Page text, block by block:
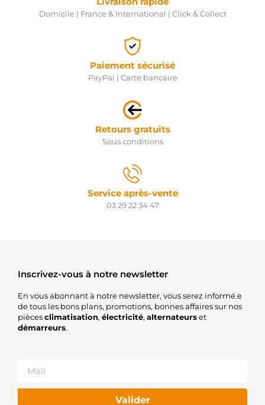
Domicile | France & International | Click & Collect
Paiement sécurisé
PayPal | Carte bancaire
Retours gratuits
Sous conditions
Service après-vente
03 29 22 34 47
Inscrivez-vous à notre newsletter
En vous abonnant à notre newsletter, vous serez informé.e
de tous les bons plans, promotions, bonnes affaires sur nos
piècesclimatisation, électricité, alternateurset
démarreurs.
Valider